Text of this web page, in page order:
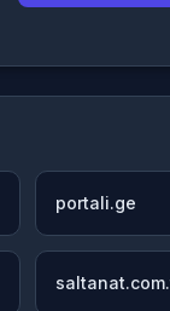
portali.ge